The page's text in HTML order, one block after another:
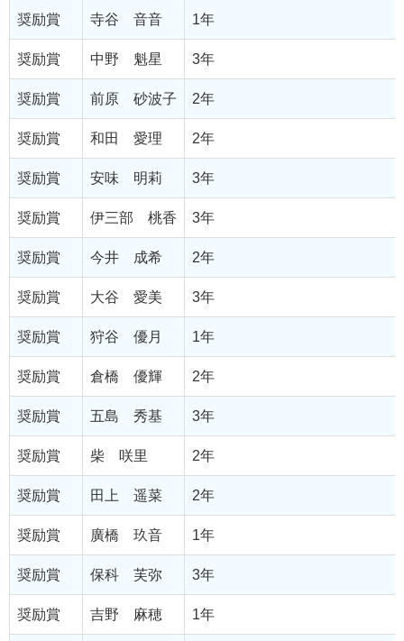
奨励賞 寺谷 音音 1年
奨励賞 中野 魁星 3年
奨励賞 前原 砂波子 2年
奨励賞 和田 愛理 2年
奨励賞 安味 明莉 3年
奨励賞 伊三部 桃香 3年
奨励賞 今井 成希 2年
奨励賞 大谷 愛美 3年
奨励賞 狩谷 優月 1年
奨励賞 倉橋 優輝 2年
奨励賞 五島 秀基 3年
奨励賞 柴 咲里 2年
奨励賞 田上 遥菜 2年
奨励賞 廣橋 玖音 1年
奨励賞 保科 芙弥 3年
奨励賞 吉野 麻穂 1年